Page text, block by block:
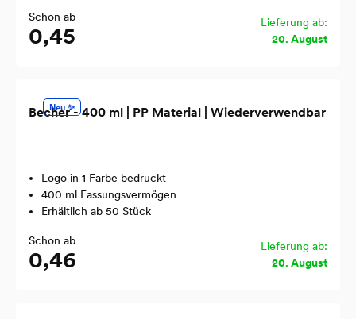
Schon ab
0,45
Lieferung ab:
20. August
Neu ✨
Becher - 400 ml | PP Material | Wiederverwendbar
Logo in 1 Farbe bedruckt
400 ml Fassungsvermögen
Erhältlich ab 50 Stück
Schon ab
0,46
Lieferung ab:
20. August